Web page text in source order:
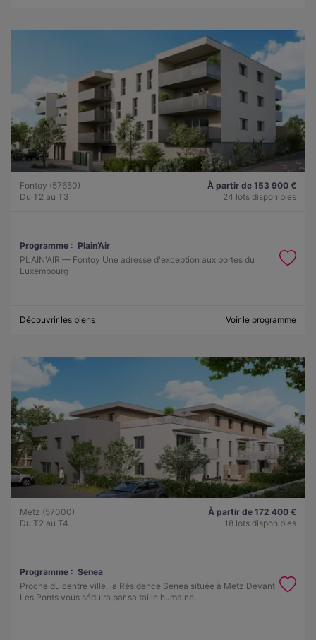
Fontoy (57650)
Du T2 au T3
À partir de 153 900 €
24 lots disponibles
Programme : Plain’Air
PLAIN'AIR — Fontoy Une adresse d'exception aux portes du
Luxembourg
Découvrir les biens Voir le programme
Metz (57000)
Du T2 au T4
À partir de 172 400 €
18 lots disponibles
Programme : Senea
Proche du centre ville, la Résidence Senea située à Metz Devant
Les Ponts vous séduira par sa taille humaine.